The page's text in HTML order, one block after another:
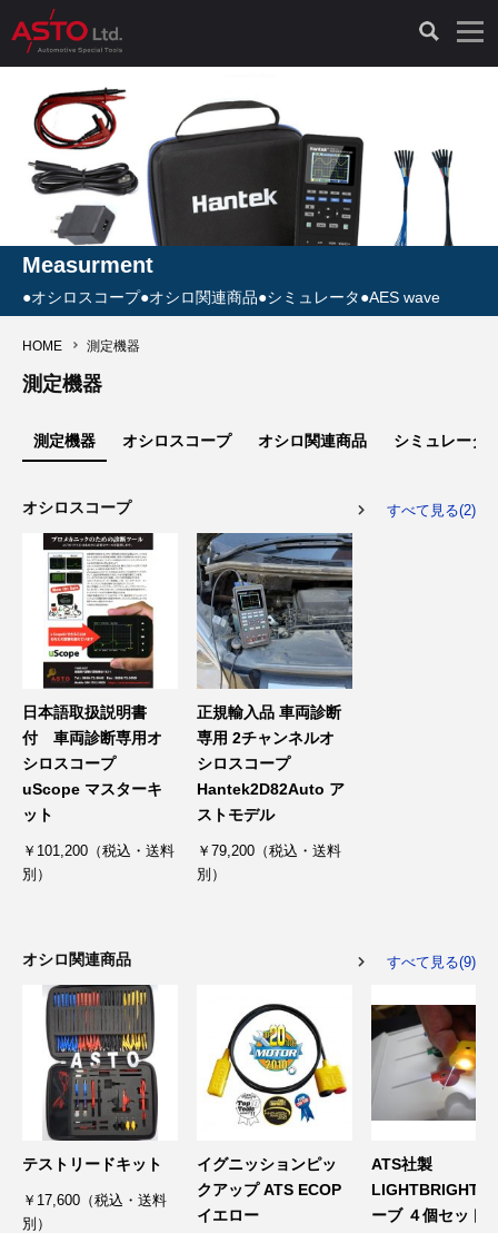
LAUNCH製品（65）
診断機（16）
キープログラマー（4）
EV 専用 整備機器（11）
ADAS（7）
オプション品（17）
TPMS（4）
その他（9）
車両診断ツール（91）
診断テスター（10）
キープログラマー（20）
内視カメラ（6）
スモークテスター（4）
安定化電源ユニット（8）
バッテリーテスター（4）
古い車両用診断テスター（10）
バイク用診断テスター（7）
その他（20）
自動車工具（481）
HCB TOOLS（45）
AST TOOLS（51）
Hubitools（17）
LASER（39）
ドイツ車（211）
イタリア/フランス車（27）
イギリス車（23）
アメリカ車（15）
スウェーデン車（20）
汎用（89）
バッテリーチャージャー（4）
ディーゼルインジェクター&グロープラグ ツール（7）
3D プリンターペン（8）
測定機器（38）
オシロスコープ（2）
オシロ関連商品（9）
シミュレータ（19）
パーツ（1047）
ドイツ車（427）
イタリア/フランス車（145）
イギリス車（26）
アメリカ車（60）
スウェーデン車（45）
日本車（40）
ロシア（8）
ブレーキキャリパーリペアキット（368）
ステアリングロックエミュレータ（28）
その他（12）
特殊リペア（161）
現品修理（77）
リビルト品（58）
クローン作製（20）
コントロールユニット初期化（3）
イモビライザーOFF（1）
その他（6）
PicoScope（25）
オシロスコープ（10）
アクセサリー（13）
その他（2）
HOME 測定機器
測定機器
Measurment
●オシロスコープ●オシロ関連商品●シミュレータ●AES wave
測定機器 オシロスコープ オシロ関連商品 シミュレータ
オシロスコープ すべて見る(2)
日本語取扱説明書
付 車両診断専用オ
シロスコープ
uScope マスターキ
ット
￥101,200（税込・送料
別）
正規輸入品 車両診断
専用 2チャンネルオ
シロスコープ
Hantek2D82Auto ア
ストモデル
￥79,200（税込・送料
別）
オシロ関連商品 すべて見る(9)
テストリードキット
￥17,600（税込・送料
別）
イグニッションピッ
クアップ ATS ECOP
イエロー
ATS社製
LIGHTBRIGHT
ーブ ４個セット